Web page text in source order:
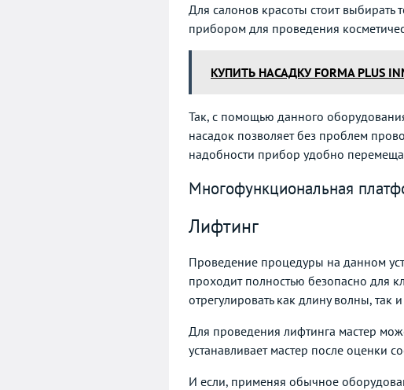
Для салонов красоты стоит
прибором для проведения
КУПИТЬ НАСАДКУ FORMA
Так, с помощью данного
насадок позволяет без проблем
надобности прибор удобно
Многофункциональная
Лифтинг
Проведение процедуры на данном
проходит полностью безопасно для
отрегулировать как длину волны,
Для проведения лифтинга мастер
устанавливает мастер после оценки
И если, применяя обычное